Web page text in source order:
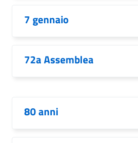
7 gennaio
72a Assemblea
80 anni